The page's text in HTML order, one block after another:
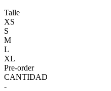
Talle
XS
S
M
L
XL
Pre-order
CANTIDAD
-